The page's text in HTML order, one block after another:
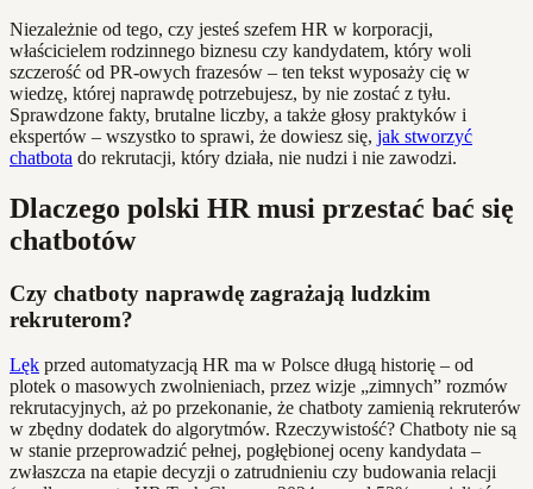
Niezależnie od tego, czy jesteś szefem HR w korporacji,
właścicielem rodzinnego biznesu czy kandydatem, który woli
szczerość od PR-owych frazesów – ten tekst wyposaży cię w
wiedzę, której naprawdę potrzebujesz, by nie zostać z tyłu.
Sprawdzone fakty, brutalne liczby, a także głosy praktyków i
ekspertów – wszystko to sprawi, że dowiesz się, jak stworzyć
chatbota do rekrutacji, który działa, nie nudzi i nie zawodzi.
Dlaczego polski HR musi przestać bać się
chatbotów
Czy chatboty naprawdę zagrażają ludzkim
rekruterom?
Lęk przed automatyzacją HR ma w Polsce długą historię – od
plotek o masowych zwolnieniach, przez wizje „zimnych” rozmów
rekrutacyjnych, aż po przekonanie, że chatboty zamienią rekruterów
w zbędny dodatek do algorytmów. Rzeczywistość? Chatboty nie są
w stanie przeprowadzić pełnej, pogłębionej oceny kandydata –
zwłaszcza na etapie decyzji o zatrudnieniu czy budowania relacji